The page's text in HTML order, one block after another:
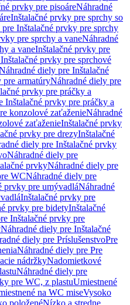
prvky pre pisoáreNáhradné
Inštalačné prvky pre sprchy so
Inštalačné prvky pre sprchy
pre sprchy a vaneNáhradné
a vaneInštalačné prvky pre
prvky pre sprchové
diely pre Inštalačné
pre armatúryNáhradné diely pre
prvky pre práčky a
Inštalačné prvky pre práčky a
konzolové zaťaženieNáhradné
zaťaženieInštalačné prvky
prvky pre drezyInštalačné
diely pre Inštalačné prvky
Náhradné diely pre
prvkyNáhradné diely pre
WCNáhradné diely pre
prvky pre umývadláNáhradné
Inštalačné prvky pre
prvky pre bidetyInštalačné
Inštalačné prvky pre
Náhradné diely pre Inštalačné
diely pre PríslušenstvoPre
Náhradné diely pre Pre
nádržkyNadomietkové
Náhradné diely pre
pre WC, z plastuUmiestnené
na WC miseVysoko
položenéNízko a stredne